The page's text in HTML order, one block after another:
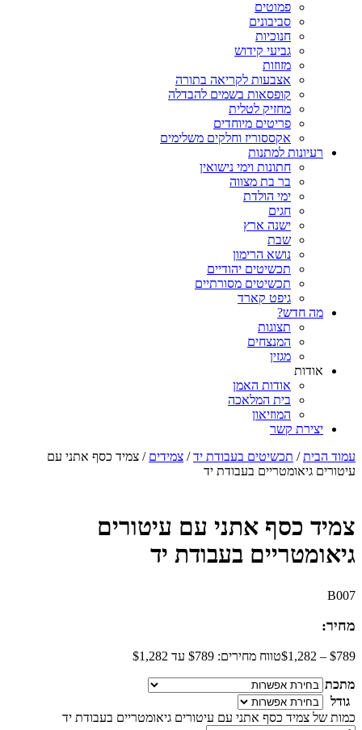
פמוטים
סביבונים
חנוכיות
גביעי קידוש
מזוזות
אצבעות לקריאה בתורה
קופסאות בשמים להבדלה
מחזיק לטלית
פריטים מיוחדים
אקססוריז וחלקים משלימים
רעיונות למתנות
חתונות וימי נישואין
בר בת מצווה
ימי הולדת
חגים
ישנה ארץ
שבת
נושא הרימון
תכשיטים יהודיים
תכשיטים מסורתיים
גיפט קארד
מה חדש?
תצוגות
המנצחים
מגזין
אודות
אודות האמן
בית המלאכה
המוזיאון
יצירת קשר
עמוד הבית/ תכשיטים בעבודת יד/ צמידים / צמיד כסף אתני עם
עיטורים גיאומטריים בעבודת יד
צמיד כסף אתני עם עיטורים
גיאומטריים בעבודת יד
B007
מחיר:
$789
–
$1,282 טווח מחירים: ⁦$789⁩ עד ⁦$1,282⁩
מתכת
גודל
כמות של צמיד כסף אתני עם עיטורים גיאומטריים בעבודת יד